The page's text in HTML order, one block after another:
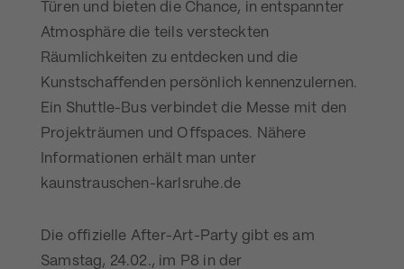
Türen und bieten die Chance, in entspannter
Atmosphäre die teils versteckten
Räumlichkeiten zu entdecken und die
Kunstschaffenden persönlich kennenzulernen.
Ein Shuttle-Bus verbindet die Messe mit den
Projekträumen und Offspaces. Nähere
Informationen erhält man unter
kaunstrauschen-karlsruhe.de
Die offizielle After-Art-Party gibt es am
Samstag, 24.02., im P8 in der